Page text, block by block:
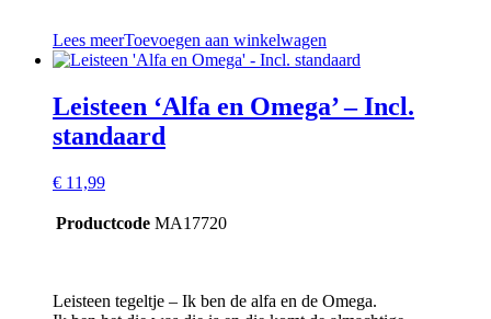
Lees meerToevoegen aan winkelwagen
Leisteen ‘Alfa en Omega’ – Incl.
standaard
€ 11,99
Productcode MA17720
Leisteen tegeltje – Ik ben de alfa en de Omega.